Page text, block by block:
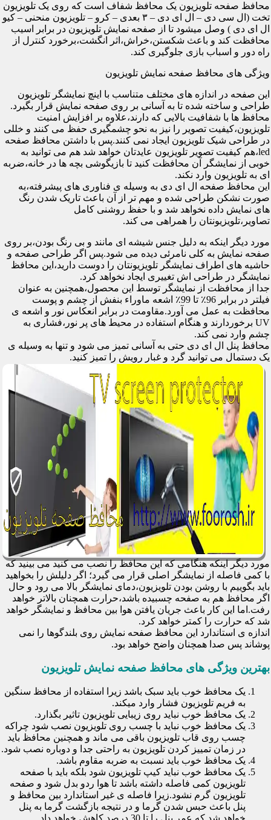
محافظ صفحه تلویزیون یک محافظ شفاف است که روی یک تلویزیون
تخت (ال سی دی – ال ای دی – ۳ بعدی – کرو – تلویزیون منحنی – کیو
ال ای دی ) وصل میشود تا از صفحه نمایش تلویزیون در برابر اسیب
محافظت کند و باعث شکستن،خراش،اثر انگشت،برخورد کنترل از
راه دور و اسباب بازی جلوگیری کند.
ویژگی های محافظ صفحه نمایش تلویزیون
این صفحه در اندازه های مختلف متناسب با اینچ نمایشگر تلویزیون
طراحی و ساخته شده تا به آسانی بر روی صفحه نمایش قرار بگیرد.
محافظ ها با شفافیت بالایی که دارند،علاوه بر افزایش امنیت
تلویزیون،کیفیت تصویر را نیز به نحو چشمگیری حفظ می کنند و خللی
در طراحی شیک تلویزیون ایجاد نمی کنند.پس با داشتن محافظ صفحه
led،هم کیفیت تصویر تلویزیون عایدتان خواهد شد هم می توانید به
خوبی از نمایشگر آن محافظت کنید تا بازیگوشی بچه ها در خانه،ضربه
ای به تلویزیون وارد نکند.
این محافظ صفحه ال ای دی به وسیله ی فناوری های پیشرفته،به
صورت نشکن طراحی شده و مهم تر از آن باعث تاریک شدن رنگ
های نمایش داده نخواهد شد و با حفظ روشنی کامل
تصاویر،تلویزیونتان را همراهی می کند.
مورد دیگر اینکه به دلیل جنس شیشه ای مانند و بی رنگ بودن،بر روی
صفحه نمایش به کلی نامرئی دیده می شود.پس اگر طراحی صفحه و
حاشیه های اطراف نمایشگر تلویزیونتان را دوست دارید،این محافظ
نمایشگر در طراحی اش تغییری ایجاد نخواهد کرد.
جدا از محافظت از نمایشگر توسط این محصول،همچنین به عنوان
فیلتر در برابر 96٪ تا 99٪ اشعه ماوراء بنفش از چشم و پوست
محافظت به عمل می آورد.مقاومت در برابر انعکاس نور و اشعه ی
UV برخوردارند و هنگام استفاده در محیط های پر نور،فشاری به
چشم وارد نمی کند.
محافظ پنل ال ای دی حتی به آسانی تمیز می شود و تنها به وسیله ی
یک دستمال می توانید گرد و غبار رویش را تمیز کنید.
مورد دیگر اینکه هنگامی که این محافظ را نصب می کنید می بینید که
با کمی فاصله از نمایشگر اصلی قرار می گیرد؛ اگر دلیلش را بخواهید
باید بگوییم با روشن بودن تلویزیون،دمای نمایشگر بالا می رود و حال
اگر محافظ هم به صفحه چسبیده باشد،حرارت همچنان بالاتر خواهد
رفت.اما این کار باعث جریان یافتن هوا بین محافظ و نمایشگر خواهد
شد که حرارت را کمتر خواهد کرد.
اندازه ی استاندارد این محافظ صفحه نمایش روی بلندگوها را نمی
پوشاند پس صدا همچنان واضح خواهد بود.
بهترین ویژگی های محافظ صفحه نمایش تلویزیون
یک محافظ خوب باید سبک باشد زیرا استفاده از محافظ سنگین
به فریم تلویزیون فشار وارد میکند.
یک محافظ خوب نباید روی زیبایی تلویزیون تاثیر بگذارد.
یک محافظ خوب نباید با چسب روی تلویزیون نصب شود چراکه
چسب روی قاب تلویزیون باقی می ماند و همچنین محافظ باید
در زمان تمییز کردن تلویزیون به راحتی جدا و دوباره نصب شود.
یک محافظ خوب باید نسبت به ضربه مقاوم باشد.
یک محافظ خوب نباید کیپ تلویزیون شود بلکه باید با صفحه
تلویزیون کمی فاصله داشته باشد تا هوا ردو بدل شود و صفحه
تلویزیون گرم نشود.زیرا فاصله ی غیر استاندارد بین محافظ و
پنل باعث حبس شدن گرما و در نتیجه بازگشت گرما به پنل